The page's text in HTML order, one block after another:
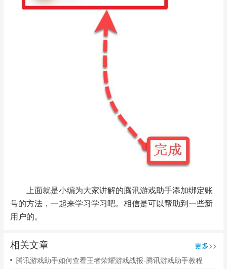
上面就是小编为大家讲解的腾讯游戏助手添加绑定账
号的方法，一起来学习学习吧。相信是可以帮助到一些新
用户的。
相关文章
更多>>
腾讯游戏助手如何查看王者荣耀游戏战报-腾讯游戏助手教程